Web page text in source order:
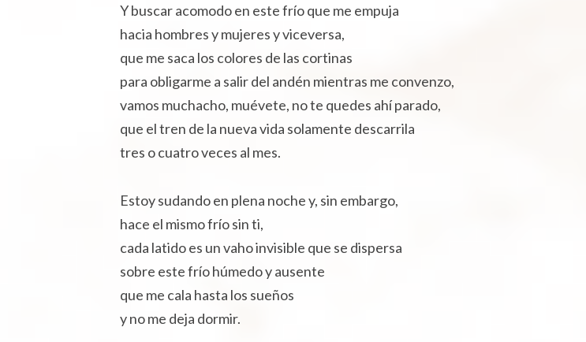
Y buscar acomodo en este frío que me empuja
hacia hombres y mujeres y viceversa,
que me saca los colores de las cortinas
para obligarme a salir del andén mientras me convenzo,
vamos muchacho, muévete, no te quedes ahí parado,
que el tren de la nueva vida solamente descarrila
tres o cuatro veces al mes.
Estoy sudando en plena noche y, sin embargo,
hace el mismo frío sin ti,
cada latido es un vaho invisible que se dispersa
sobre este frío húmedo y ausente
que me cala hasta los sueños
y no me deja dormir.